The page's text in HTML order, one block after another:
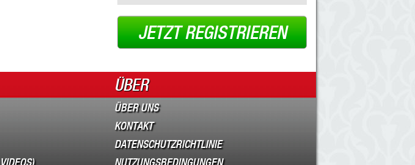
JETZT REGISTRIEREN
ÜBER
ÜBER UNS
KONTAKT
DATENSCHUTZRICHTLINIE